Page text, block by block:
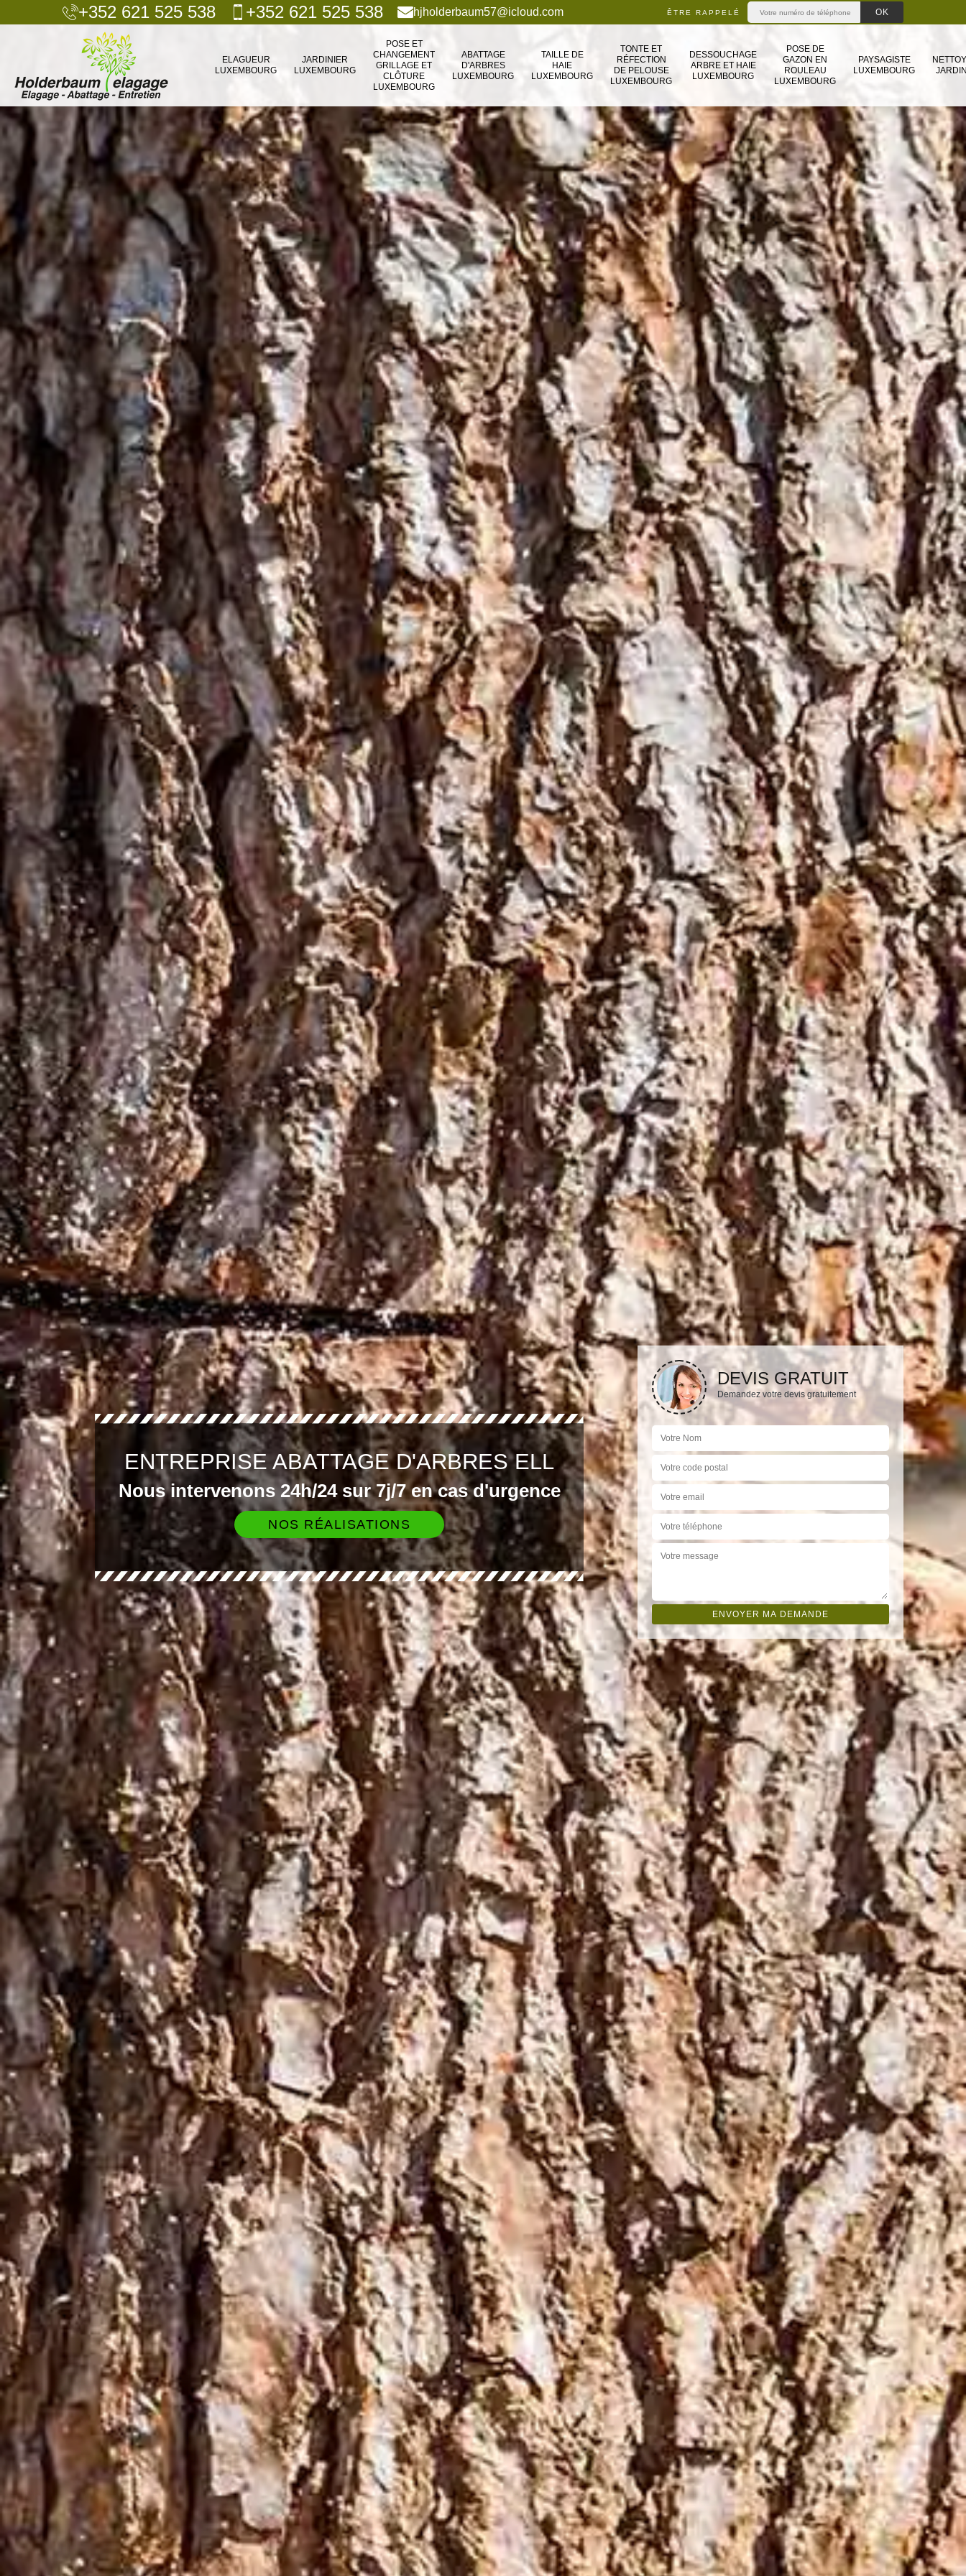
+352 621 525 538 +352 621 525 538 hjholderbaum57@icloud.com ÊTRE RAPPELÉ
ELAGUEUR
LUXEMBOURG
JARDINIER
LUXEMBOURG
POSE ET
CHANGEMENT
GRILLAGE ET
CLÔTURE
LUXEMBOURG
ABATTAGE
D'ARBRES
LUXEMBOURG
TAILLE DE
HAIE
LUXEMBOURG
TONTE ET
RÉFECTION
DE PELOUSE
LUXEMBOURG
DESSOUCHAGE
ARBRE ET HAIE
LUXEMBOURG
POSE DE
GAZON EN
ROULEAU
LUXEMBOURG
PAYSAGISTE
LUXEMBOURG
ENTREPRISE ABATTAGE D'ARBRES ELL
Nous intervenons 24h/24 sur 7j/7 en cas d'urgence
NOS RÉALISATIONS
DEVIS GRATUIT
Demandez votre devis gratuitement